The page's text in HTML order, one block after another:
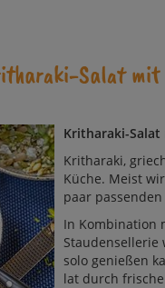
Salat
Kritharaki-
Kritharaki,
Kü­che. Meist
paar
In Kombination
Stau­den­sel­le­rie
so­lo ge­nie­ßen
lat durch